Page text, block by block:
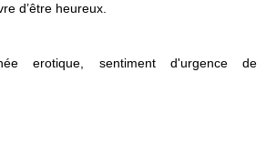
d’être heureux.
erotique, sentiment d'urgence de